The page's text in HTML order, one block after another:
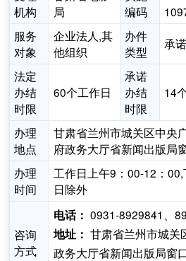
机构
局
编码
服务
对象
企业法人,其
他组织
办件
类型
承
法定
办结
时限
60个工作日
承诺
办结
时限
14
办理
地点
甘肃省兰州市城关区中央
府政务大厅省新闻出版局
办理
时间
工作日上午9：00-12：
日除外
咨询
方式
电话： 0931-8929841、
地址： 甘肃省兰州市城关
政务大厅省新闻出版局窗